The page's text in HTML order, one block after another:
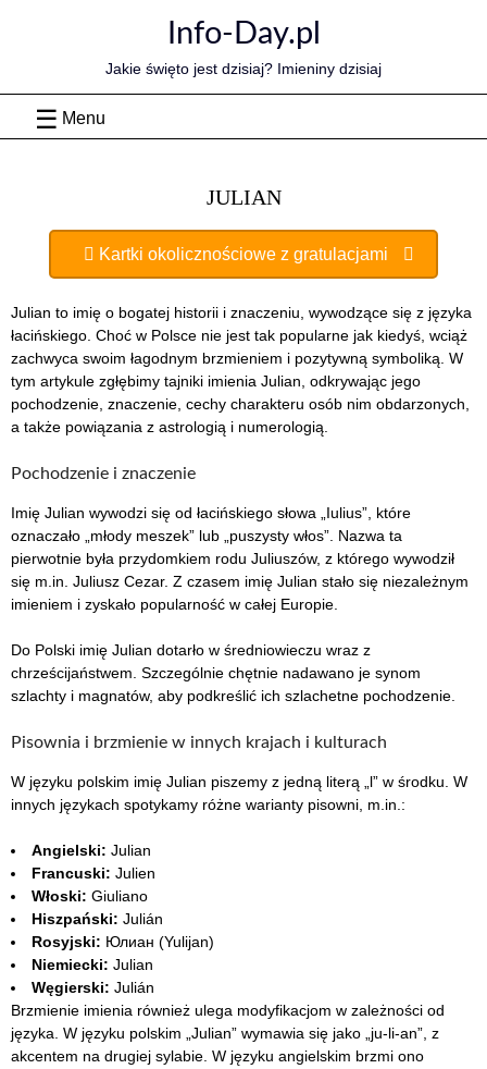
Info-Day.pl
Jakie święto jest dzisiaj? Imieniny dzisiaj
Menu
JULIAN
Kartki okolicznościowe z gratulacjami
Julian to imię o bogatej historii i znaczeniu, wywodzące się z języka
łacińskiego. Choć w Polsce nie jest tak popularne jak kiedyś, wciąż
zachwyca swoim łagodnym brzmieniem i pozytywną symboliką. W
tym artykule zgłębimy tajniki imienia Julian, odkrywając jego
pochodzenie, znaczenie, cechy charakteru osób nim obdarzonych,
a także powiązania z astrologią i numerologią.
Pochodzenie i znaczenie
Imię Julian wywodzi się od łacińskiego słowa „Iulius”, które
oznaczało „młody meszek” lub „puszysty włos”. Nazwa ta
pierwotnie była przydomkiem rodu Juliuszów, z którego wywodził
się m.in. Juliusz Cezar. Z czasem imię Julian stało się niezależnym
imieniem i zyskało popularność w całej Europie.
Do Polski imię Julian dotarło w średniowieczu wraz z
chrześcijaństwem. Szczególnie chętnie nadawano je synom
szlachty i magnatów, aby podkreślić ich szlachetne pochodzenie.
Pisownia i brzmienie w innych krajach i kulturach
W języku polskim imię Julian piszemy z jedną literą „l” w środku. W
innych językach spotykamy różne warianty pisowni, m.in.:
Angielski: Julian
Francuski: Julien
Włoski: Giuliano
Hiszpański: Julián
Rosyjski: Юлиан (Yulijan)
Niemiecki: Julian
Węgierski: Julián
Brzmienie imienia również ulega modyfikacjom w zależności od
języka. W języku polskim „Julian” wymawia się jako „ju-li-an”, z
akcentem na drugiej sylabie. W języku angielskim brzmi ono